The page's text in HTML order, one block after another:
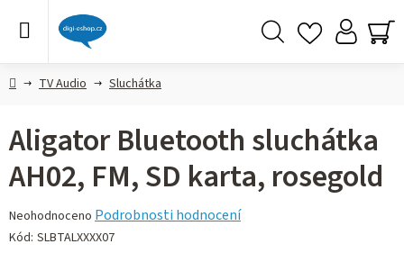
DomůTV Audio Sluchátka
Aligator Bluetooth sluchátka
AH02, FM, SD karta, rosegold
Průměrné
hodnocení
Neohodnoceno Podrobnosti hodnocení
Kód: SLBTALXXXX07